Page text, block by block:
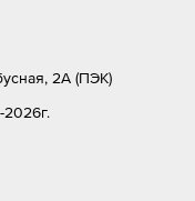
2А (ПЭК)